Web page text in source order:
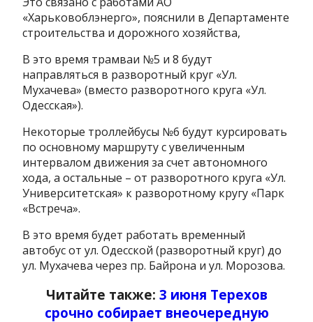
«Харьковоблэнерго», пояснили в Департаменте
строительства и дорожного хозяйства,
В это время трамваи №5 и 8 будут
направляться в разворотный круг «Ул.
Мухачева» (вместо разворотного круга «Ул.
Одесская»).
Некоторые троллейбусы №6 будут курсировать
по основному маршруту с увеличенным
интервалом движения за счет автономного
хода, а остальные – от разворотного круга «Ул.
Университетская» к разворотному кругу «Парк
«Встреча».
В это время будет работать временный
автобус от ул. Одесской (разворотный круг) до
ул. Мухачева через пр. Байрона и ул. Морозова.
Читайте также: 3 июня Терехов
срочно собирает внеочередную